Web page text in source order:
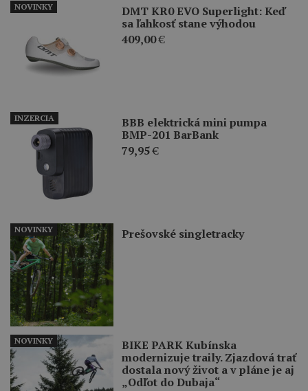
DMT KR0 EVO Superlight: Keď
sa ľahkosť stane výhodou
409,00€
NOVINKY
BBB elektrická mini pumpa
BMP-201 BarBank
79,95€
INZERCIA
Prešovské singletracky
NOVINKY
BIKE PARK Kubínska
modernizuje traily. Zjazdová trať
dostala nový život a v pláne je aj
„Odľot do Dubaja“
NOVINKY